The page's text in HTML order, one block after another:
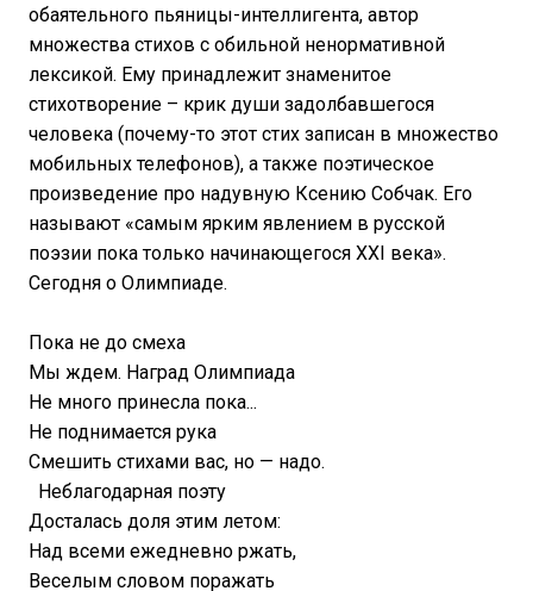
обаятельного пьяницы-интеллигента, автор
множества стихов с обильной ненормативной
лексикой. Ему принадлежит знаменитое
стихотворение – крик души задолбавшегося
человека (почему-то этот стих записан в множество
мобильных телефонов), а также поэтическое
произведение про надувную Ксению Собчак. Его
называют «самым ярким явлением в русской
поэзии пока только начинающегося XXI века».
Сегодня о Олимпиаде.
Пока не до смеха
Мы ждем. Наград Олимпиада
Не много принесла пока...
Не поднимается рука
Смешить стихами вас, но — надо.
Неблагодарная поэту
Досталась доля этим летом:
Над всеми ежедневно ржать,
Веселым словом поражать